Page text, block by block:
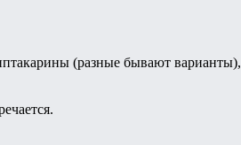
(разные бывают варианты),